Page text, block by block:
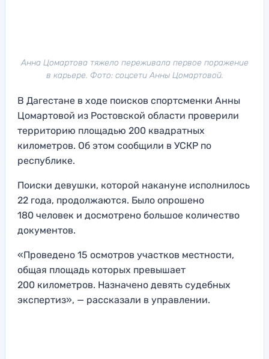
Анна Цомартова тяжело переживала первое поражение
в карьере. Фото: соцсети Анны Цомартовой.
В Дагестане в ходе поисков спортсменки Анны
Цомартовой из Ростовской области проверили
территорию площадью 200 квадратных
километров. Об этом сообщили в УСКР по
республике.
Поиски девушки, которой накануне исполнилось
22 года, продолжаются. Было опрошено
180 человек и досмотрено большое количество
документов.
«Проведено 15 осмотров участков местности,
общая площадь которых превышает
200 километров. Назначено девять судебных
экспертиз», — рассказали в управлении.